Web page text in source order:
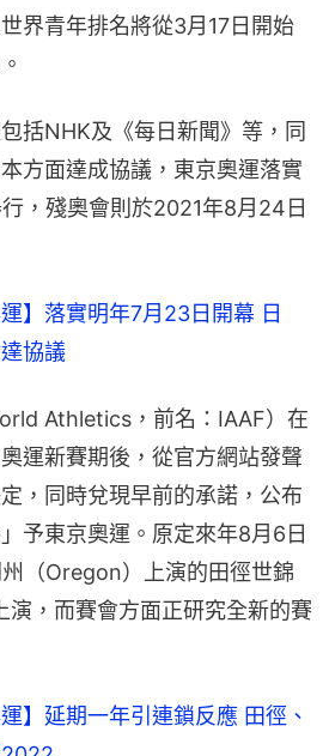
界青年排名將從3月17日開始
括NHK及《每日新聞》等，同
方面達成協議，東京奧運落實
，殘奧會則於2021年8月24日
運】落實明年7月23日開幕 日
協議
Athletics，前名：IAAF）在
運新賽期後，從官方網站發聲
，同時兌現早前的承諾，公布
予東京奧運。原定來年8月6日
（Oregon）上演的田徑世錦
，而賽會方面正研究全新的賽
運】延期一年引連鎖反應 田徑、